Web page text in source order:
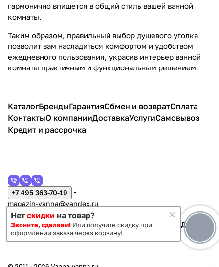
гармонично впишется в общий стиль вашей ванной
комнаты.
Таким образом, правильный выбор душевого уголка
позволит вам насладиться комфортом и удобством
ежедневного пользования, украсив интерьер ванной
комнаты практичным и функциональным решением.
КаталогБрендыГарантияОбмен и возвратОплата
КонтактыО компанииДоставкаУслугиСамовывоз
Кредит и рассрочка
+7 495 363-70-19
magazin-vanna@yandex.ru
г. Москва, Митино, улица Пятницкое шоссе 47
Темная тема Конфиденциальность
Нет скидки на товар?
Звоните, сделаем! Или получите скидку при
оформлении заказа через корзину!